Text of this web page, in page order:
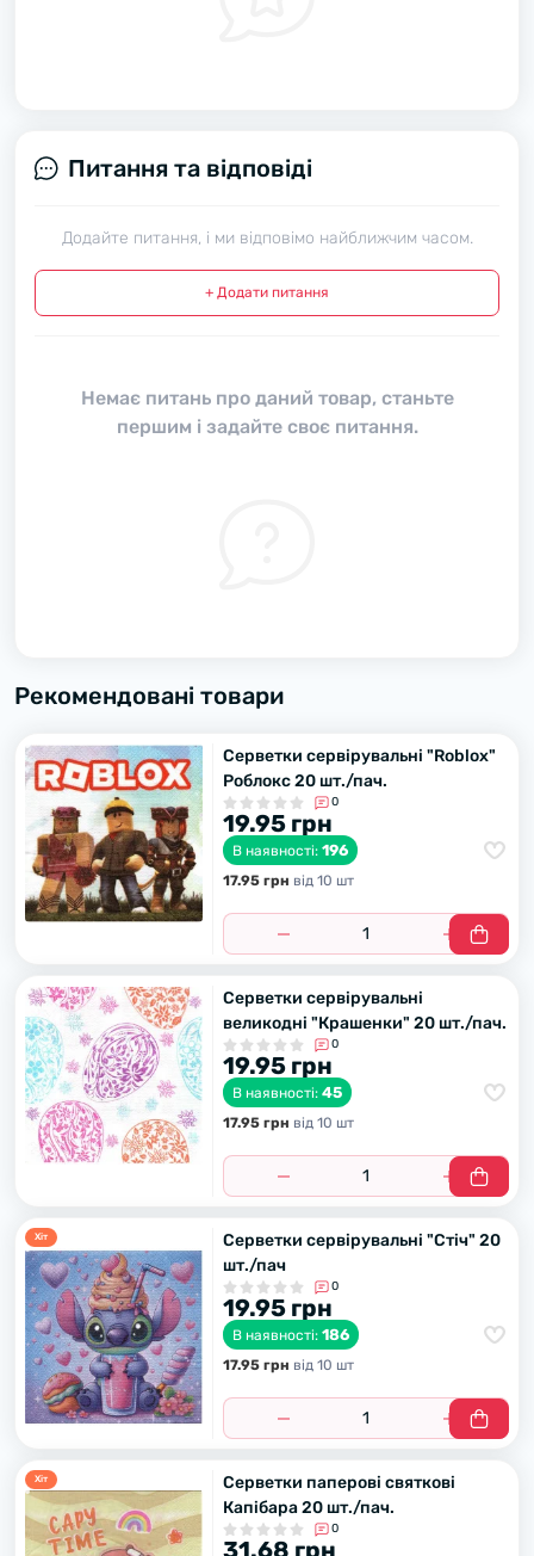
Питання та відповіді
Додайте питання, і ми відповімо найближчим часом.
+ Додати питання
Немає питань про даний товар, станьте
першим і задайте своє питання.
Рекомендовані товари
Серветки сервірувальні "Roblox"
Роблокс 20 шт./пач.
0
19.95 грн
В наявності: 196
17.95 грн вiд 10 шт
Серветки сервірувальні
великодні "Крашенки" 20 шт./пач.
0
19.95 грн
В наявності: 45
17.95 грн вiд 10 шт
Хiт
Серветки сервірувальні "Стіч" 20
шт./пач
0
19.95 грн
В наявності: 186
17.95 грн вiд 10 шт
Хiт
Серветки паперові святкові
Капібара 20 шт./пач.
0
31.68 грн